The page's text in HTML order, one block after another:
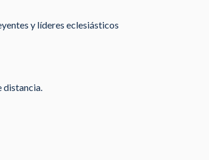
y líderes eclesiásticos
distancia.